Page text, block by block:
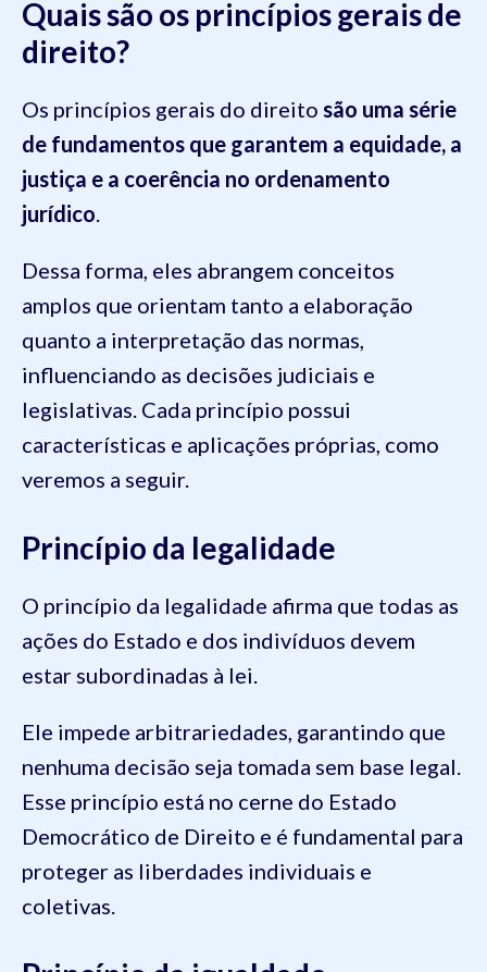
Quais são os princípios gerais de
direito?
Os princípios gerais do direito são uma série
de fundamentos que garantem a equidade, a
justiça e a coerência no ordenamento
jurídico
Dessa forma, eles abrangem conceitos
amplos que orientam tanto a elaboração
quanto a interpretação das normas,
influenciando as decisões judiciais e
legislativas. Cada princípio possui
características e aplicações próprias, como
veremos a seguir.
Princípio da legalidade
O princípio da legalidade afirma que todas as
ações do Estado e dos indivíduos devem
estar subordinadas à lei.
Ele impede arbitrariedades, garantindo que
nenhuma decisão seja tomada sem base legal.
Esse princípio está no cerne do Estado
Democrático de Direito e é fundamental para
proteger as liberdades individuais e
coletivas.